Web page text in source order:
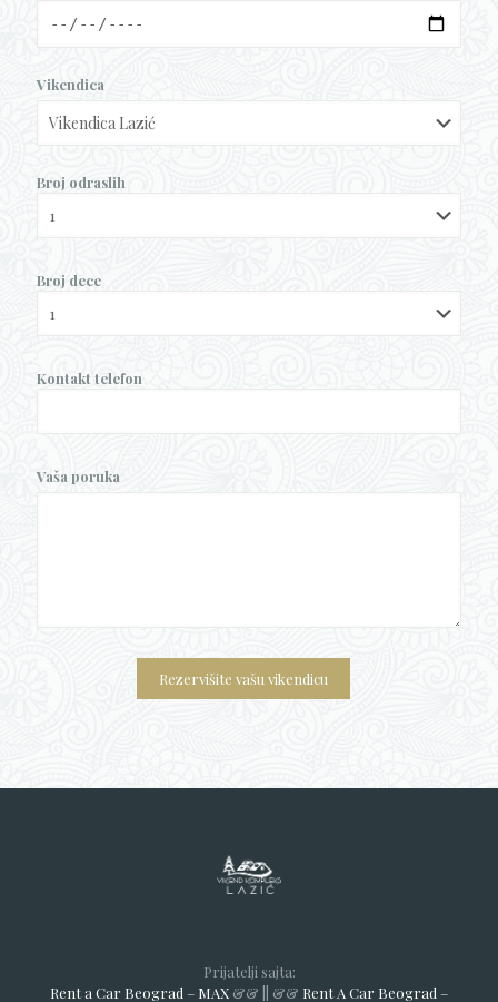
Vikendica
Broj odraslih
Broj dece
Kontakt telefon
Vaša poruka
Prijatelji sajta:
Rent a Car Beograd – MAX && || && Rent A Car Beograd –